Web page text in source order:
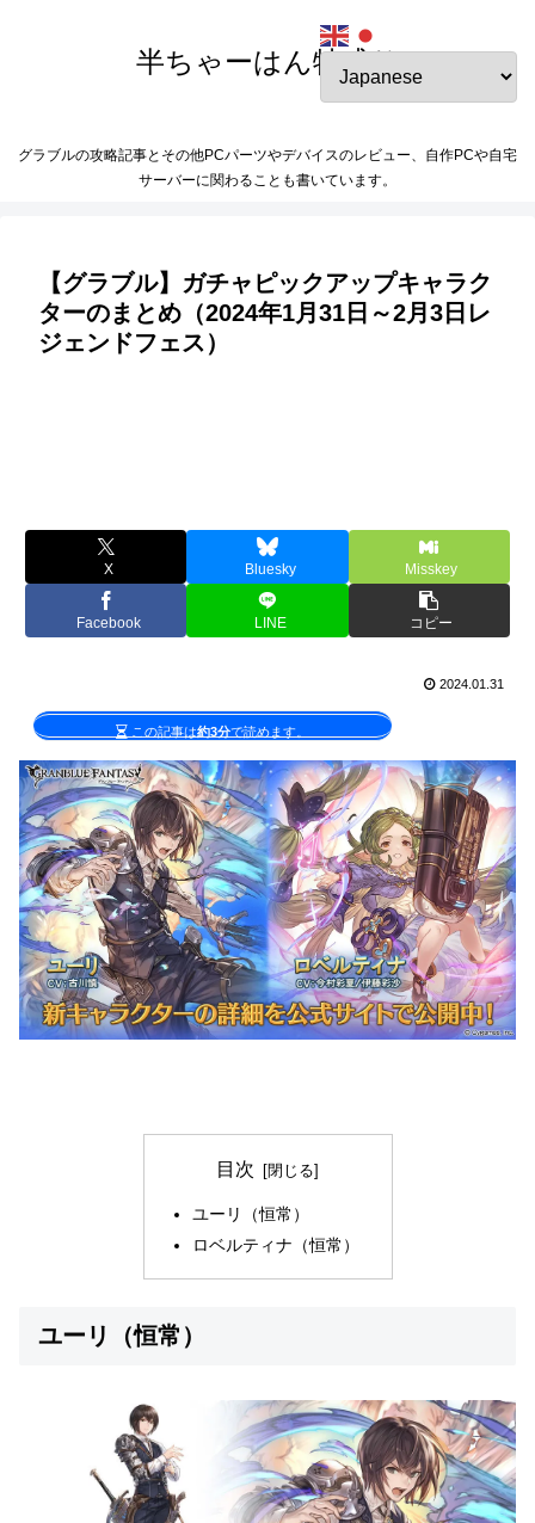
半ちゃーはん特盛り
グラブルの攻略記事とその他PCパーツやデバイスのレビュー、自作PCや自宅
サーバーに関わることも書いています。
【グラブル】ガチャピックアップキャラク
ターのまとめ（2024年1月31日～2月3日レ
ジェンドフェス）
X Bluesky Misskey
Facebook LINE コピー
2024.01.31
この記事は約3分で読めます。
目次
ユーリ（恒常）
ロベルティナ（恒常）
ユーリ（恒常）